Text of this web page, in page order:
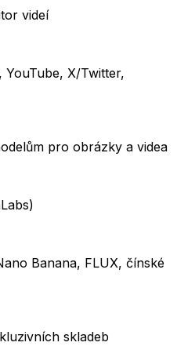
videí
YouTube, X/Twitter,
pro obrázky a videa
Banana, FLUX, čínské
skladeb